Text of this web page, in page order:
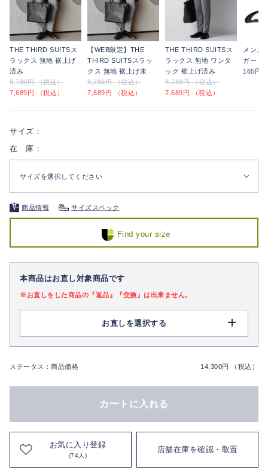
THE THIRD SUITSス
ラックス 無地 裾上げ
済み
8,789円 （税込）
7,689円 （税込）
【WEB限定】THE
THIRD SUITSスラッ
クス 無地 裾上げ未
8,789円 （税込）
7,689円 （税込）
THE THIRD SUITSス
ラックス 無地 ワンタ
ック 裾上げ済み
8,789円 （税込）
7,689円 （税込）
メンズ
ガー
165円
サイズ：
在 庫：
サイズを選択してください
商品情報 サイズスペック
Find your size
本商品はお直し対象商品です
※お直しをした商品の『返品』『交換』は出来ません。
お直しを選択する
ステータス：商品価格 14,300円 （税込）
カートに入れる
お気に入り登録
(74人)
店舗在庫を確認・取置